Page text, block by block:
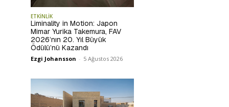
ETKİNLİK
Liminality in Motion: Japon
Mimar Yurika Takemura, FAV
2026’nın 20. Yıl Büyük
Ödülü’nü Kazandı
Ezgi Johansson - 5 Ağustos 2026